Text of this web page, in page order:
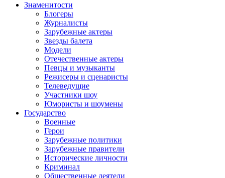
Знаменитости
Блогеры
Журналисты
Зарубежные актеры
Звезды балета
Модели
Отечественные актеры
Певцы и музыканты
Режисеры и сценаристы
Телеведущие
Участники шоу
Юмористы и шоумены
Государство
Военные
Герои
Зарубежные политики
Зарубежные правители
Исторические личности
Криминал
Общественные деятели